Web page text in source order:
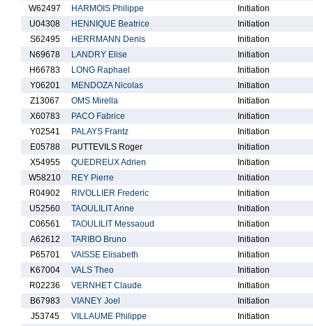
W62497
HARMOIS Philippe
Initiation
U04308
HENNIQUE Beatrice
Initiation
S62495
HERRMANN Denis
Initiation
N69678
LANDRY Elise
Initiation
H66783
LONG Raphael
Initiation
Y06201
MENDOZA Nicolas
Initiation
Z13067
OMS Mirella
Initiation
X60783
PACO Fabrice
Initiation
Y02541
PALAYS Frantz
Initiation
E05788
PUTTEVILS Roger
Initiation
X54955
QUEDREUX Adrien
Initiation
W58210
REY Pierre
Initiation
R04902
RIVOLLIER Frederic
Initiation
U52560
TAOULILIT Anne
Initiation
C06561
TAOULILIT Messaoud
Initiation
A62612
TARIBO Bruno
Initiation
P65701
VAISSE Elisabeth
Initiation
K67004
VALS Theo
Initiation
R02236
VERNHET Claude
Initiation
B67983
VIANEY Joel
Initiation
J53745
VILLAUME Philippe
Initiation